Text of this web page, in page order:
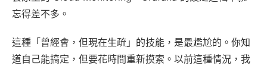
忘得差不多。
這種「曾經會，但現在生疏」的技能，是最尷尬的。你知
道自己能搞定，但要花時間重新摸索。以前這種情況，我